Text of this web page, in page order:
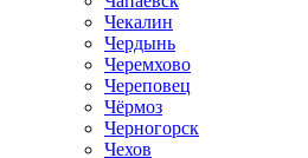
Чекалин
Чердынь
Черемхово
Череповец
Чёрмоз
Черногорск
Чехов